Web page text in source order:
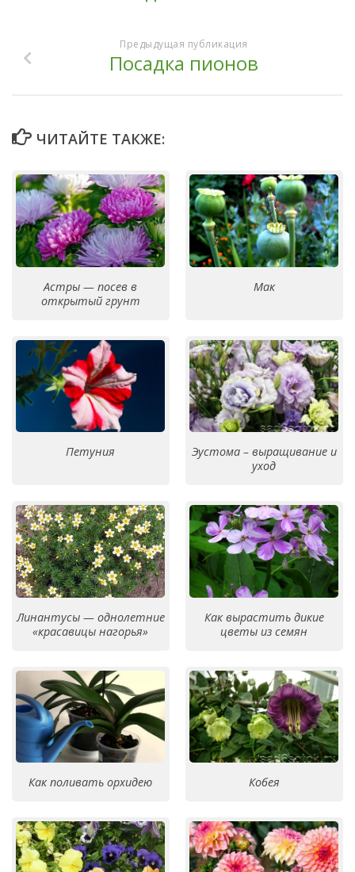
Предыдущая публикация
Посадка пионов
ЧИТАЙТЕ ТАКЖЕ:
Астры — посев в
открытый грунт
Мак
Петуния
Эустома – выращивание и
уход
Линантусы — однолетние
«красавицы нагорья»
Как вырастить дикие
цветы из семян
Как поливать орхидею Кобея